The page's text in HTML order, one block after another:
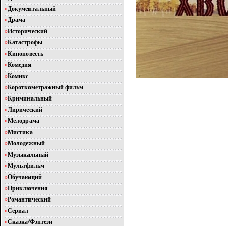
»Документальный
»Драма
»Исторический
»Катастрофы
»Киноповесть
»Комедия
»Комикс
»Короткометражный фильм
»Криминальный
»Лирический
»Мелодрама
»Мистика
»Молодежный
»Музыкальный
»Мультфильм
»Обучающий
»Приключения
»Романтический
»Сериал
»Сказка/Фэнтези